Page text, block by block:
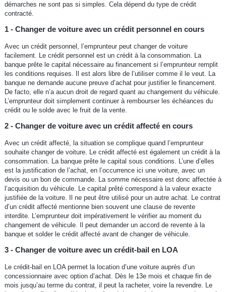
démarches ne sont pas si simples. Cela dépend du type de crédit
contracté.
1 - Changer de voiture avec un crédit personnel en cours
Avec un crédit personnel, l’emprunteur peut changer de voiture
facilement. Le crédit personnel est un crédit à la consommation. La
banque prête le capital nécessaire au financement si l’emprunteur remplit
les conditions requises. Il est alors libre de l’utiliser comme il le veut. La
banque ne demande aucune preuve d’achat pour justifier le financement.
De facto, elle n’a aucun droit de regard quant au changement du véhicule.
L’emprunteur doit simplement continuer à rembourser les échéances du
crédit ou le solde avec le fruit de la vente.
2 - Changer de voiture avec un crédit affecté en cours
Avec un crédit affecté, la situation se complique quand l’emprunteur
souhaite changer de voiture. Le crédit affecté est également un crédit à la
consommation. La banque prête le capital sous conditions. L’une d’elles
est la justification de l’achat, en l’occurrence ici une voiture, avec un
devis ou un bon de commande. La somme nécessaire est donc affectée à
l’acquisition du véhicule. Le capital prêté correspond à la valeur exacte
justifiée de la voiture. Il ne peut être utilisé pour un autre achat. Le contrat
d’un crédit affecté mentionne bien souvent une clause de revente
interdite. L’emprunteur doit impérativement le vérifier au moment du
changement de véhicule. Il peut demander un accord de revente à la
banque et solder le crédit affecté avant de changer de véhicule.
3 - Changer de voiture avec un crédit-bail en LOA
Le crédit-bail en LOA permet la location d’une voiture auprès d’un
concessionnaire avec option d’achat. Dès le 13e mois et chaque fin de
mois jusqu’au terme du contrat, il peut la racheter, voire la revendre. Le